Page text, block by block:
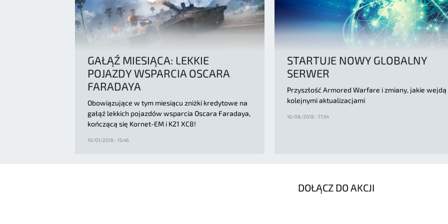
GAŁĄŹ MIESIĄCA: LEKKIE
POJAZDY WSPARCIA OSCARA
FARADAYA
Obowiązujące w tym miesiącu zniżki kredytowe na
gałąź lekkich pojazdów wsparcia Oscara Faradaya,
kończącą się Kornet-EM i K21 XC8!
10/01/2018 - 15:46
STARTUJE NOWY GLOBALNY
SERWER
Przyszłość Armored Warfare i zmiany, jakie wejdą
kolejnymi aktualizacjami
10/08/2018 - 17:54
DOŁĄCZ DO AKCJI